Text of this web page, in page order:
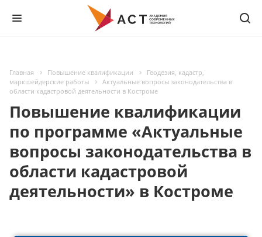
Главная Повышение квалификации
Геодезия, кадастр,
маркшейдерские работы
Актуальные вопросы законодательства в
области кадастровой деятельности в Костроме
Повышение квалификации
по программе «Актуальные
вопросы законодательства в
области кадастровой
деятельности» в Костроме